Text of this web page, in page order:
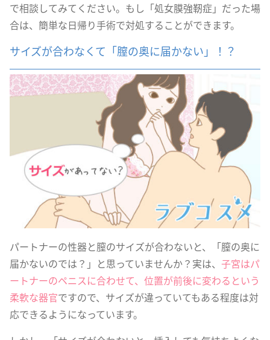
で相談してみてください。もし「処女膜強靭症」だった場
合は、簡単な日帰り手術で対処することができます。
サイズが合わなくて「膣の奥に届かない」！？
パートナーの性器と膣のサイズが合わないと、「膣の奥に
届かないのでは？」と思っていませんか？実は、 子宮はパ
ートナーのペニスに合わせて、位置が前後に変わるという
柔軟な器官ですので、サイズが違っていてもある程度は対
応できるようになっています。